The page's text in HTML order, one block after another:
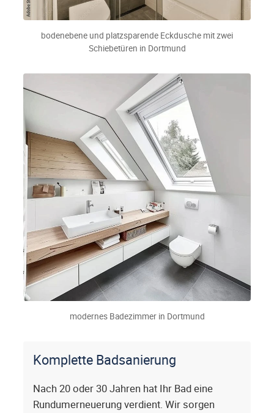
bodenebene und platzsparende Eckdusche mit zwei
Schiebetüren in Dortmund
modernes Badezimmer in Dortmund
Komplette Badsanierung
Nach 20 oder 30 Jahren hat Ihr Bad eine
Rundumerneuerung verdient. Wir sorgen